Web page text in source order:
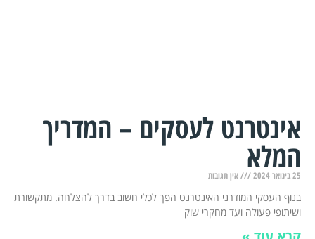
אינטרנט לעסקים – המדריך
המלא
25 בינואר 2024 אין תגובות
בנוף העסקי המודרני האינטרנט הפך לכלי חשוב בדרך להצלחה. מתקשורת
ושיתופי פעולה ועד מחקרי שוק